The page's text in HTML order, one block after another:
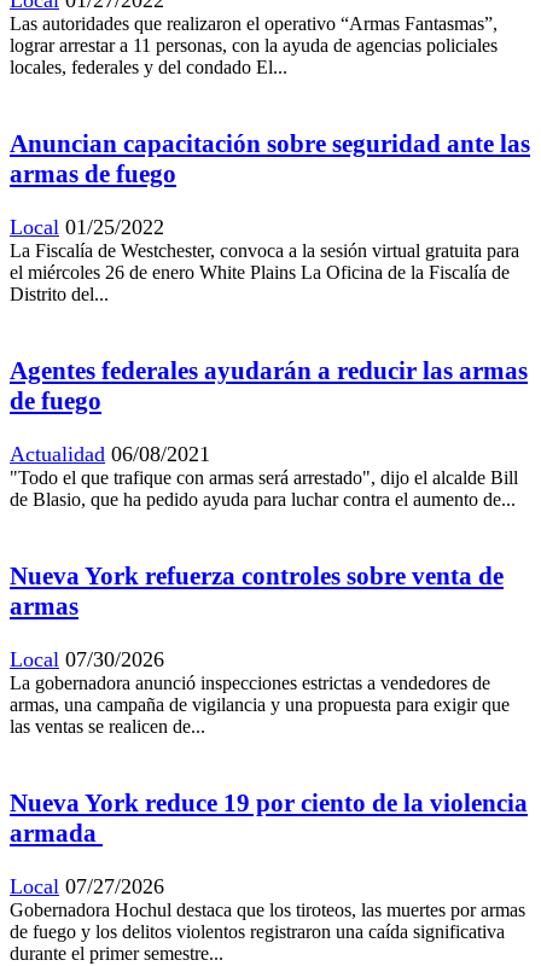
Las autoridades que realizaron el operativo “Armas Fantasmas”,
lograr arrestar a 11 personas, con la ayuda de agencias policiales
locales, federales y del condado El...
Anuncian capacitación sobre seguridad ante las
armas de fuego
Local 01/25/2022
La Fiscalía de Westchester, convoca a la sesión virtual gratuita para
el miércoles 26 de enero White Plains La Oficina de la Fiscalía de
Distrito del...
Agentes federales ayudarán a reducir las armas
de fuego
Actualidad 06/08/2021
"Todo el que trafique con armas será arrestado", dijo el alcalde Bill
de Blasio, que ha pedido ayuda para luchar contra el aumento de...
Nueva York refuerza controles sobre venta de
armas
Local 07/30/2026
La gobernadora anunció inspecciones estrictas a vendedores de
armas, una campaña de vigilancia y una propuesta para exigir que
las ventas se realicen de...
Nueva York reduce 19 por ciento de la violencia
armada
Local 07/27/2026
Gobernadora Hochul destaca que los tiroteos, las muertes por armas
de fuego y los delitos violentos registraron una caída significativa
durante el primer semestre...